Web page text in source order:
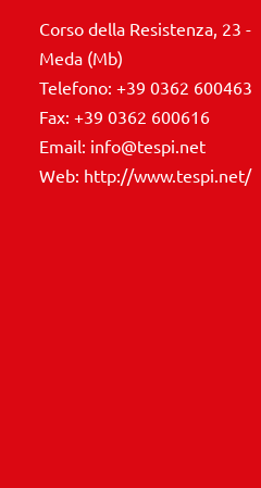
Corso della Resistenza, 23 -
Meda (Mb)
Telefono: +39 0362 600463
Fax: +39 0362 600616
Email: info@tespi.net
Web: http://www.tespi.net/